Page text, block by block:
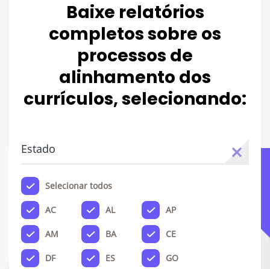
Baixe relatórios
completos sobre os
processos de
alinhamento dos
currículos, selecionando:
Estado
Selecionar todos
AC AL AP
AM BA CE
DF ES GO